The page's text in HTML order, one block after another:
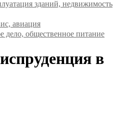
зданий, недвижимость
авиация
дело, общественное питание
в